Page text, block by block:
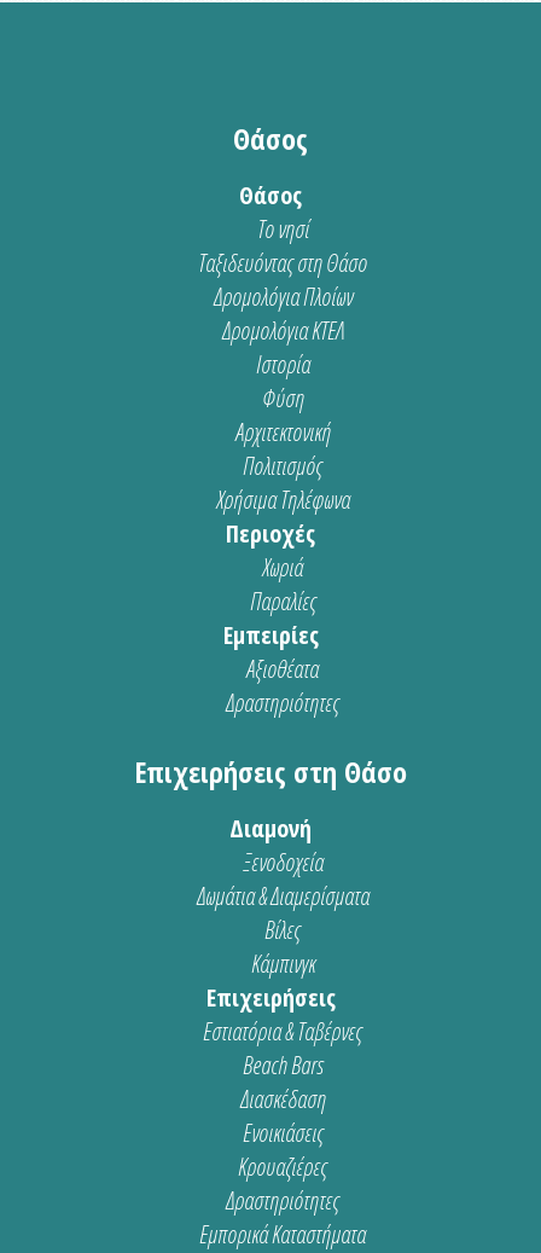
Θάσος
Θάσος
Το νησί
Ταξιδευόντας στη Θάσο
Δρομολόγια Πλοίων
Δρομολόγια ΚΤΕΛ
Ιστορία
Φύση
Αρχιτεκτονική
Πολιτισμός
Χρήσιμα Τηλέφωνα
Περιοχές
Χωριά
Παραλίες
Εμπειρίες
Αξιοθέατα
Δραστηριότητες
Επιχειρήσεις στη Θάσο
Διαμονή
Ξενοδοχεία
Δωμάτια & Διαμερίσματα
Βίλες
Κάμπινγκ
Επιχειρήσεις
Εστιατόρια & Ταβέρνες
Beach Bars
Διασκέδαση
Ενοικιάσεις
Κρουαζιέρες
Δραστηριότητες
Εμπορικά Καταστήματα